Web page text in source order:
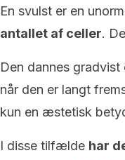
En svulst er en
antallet af celler.
Den dannes
når den er langt
kun en æstetisk
I disse tilfælde har